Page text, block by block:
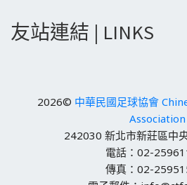
友站連結 | LINKS
2026© 中華民國足球協會
Association
242030 新北市新莊區中
電話：02-
傳真：02-